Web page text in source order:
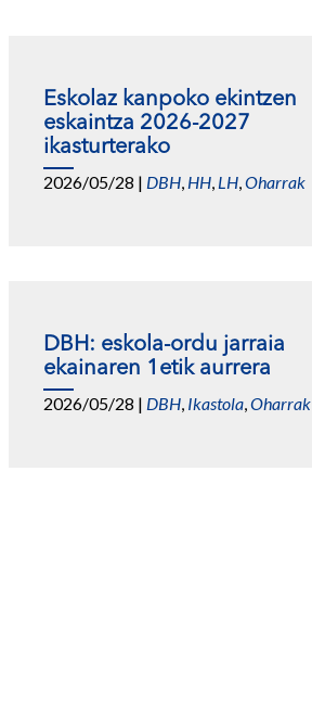
Eskolaz kanpoko ekintzen
eskaintza 2026-2027
ikasturterako
2026/05/28 | DBH, HH, LH,Oharrak
DBH: eskola-ordu jarraia
ekainaren 1etik aurrera
2026/05/28 | DBH, Ikastola,Oharrak